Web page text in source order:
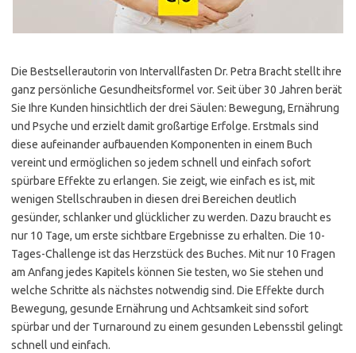
Die Bestsellerautorin von Intervallfasten Dr. Petra Bracht stellt ihre
ganz persönliche Gesundheitsformel vor. Seit über 30 Jahren berät
Sie Ihre Kunden hinsichtlich der drei Säulen: Bewegung, Ernährung
und Psyche und erzielt damit großartige Erfolge. Erstmals sind
diese aufeinander aufbauenden Komponenten in einem Buch
vereint und ermöglichen so jedem schnell und einfach sofort
spürbare Effekte zu erlangen. Sie zeigt, wie einfach es ist, mit
wenigen Stellschrauben in diesen drei Bereichen deutlich
gesünder, schlanker und glücklicher zu werden. Dazu braucht es
nur 10 Tage, um erste sichtbare Ergebnisse zu erhalten. Die 10-
Tages-Challenge ist das Herzstück des Buches. Mit nur 10 Fragen
am Anfang jedes Kapitels können Sie testen, wo Sie stehen und
welche Schritte als nächstes notwendig sind. Die Effekte durch
Bewegung, gesunde Ernährung und Achtsamkeit sind sofort
spürbar und der Turnaround zu einem gesunden Lebensstil gelingt
schnell und einfach.